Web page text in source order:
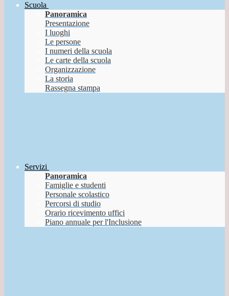
Scuola
Panoramica
Presentazione
I luoghi
Le persone
I numeri della scuola
Le carte della scuola
Organizzazione
La storia
Rassegna stampa
Servizi
Panoramica
Famiglie e studenti
Personale scolastico
Percorsi di studio
Orario ricevimento uffici
Piano annuale per l'Inclusione